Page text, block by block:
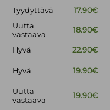
Tyydyttävä 17.90€
Uutta
vastaava
18.90€
Hyvä
22.90€
Hyvä 19.90€
Uutta
vastaava
19.90€